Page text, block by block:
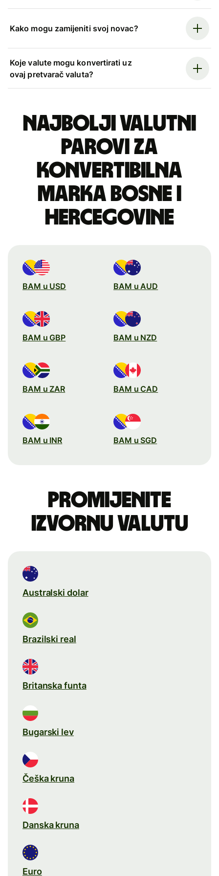
Kako mogu zamijeniti svoj novac?
Koje valute mogu konvertirati uz
ovaj pretvarač valuta?
Najbolji valutni
parovi za
konvertibilna
marka Bosne i
Hercegovine
BAM u USD BAM u AUD
BAM u GBP BAM u NZD
BAM u ZAR BAM u CAD
BAM u INR BAM u SGD
Promijenite
izvornu valutu
Australski dolar
Brazilski real
Britanska funta
Bugarski lev
Češka kruna
Danska kruna
Euro